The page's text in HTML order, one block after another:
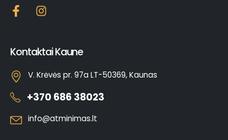
Kontaktai Kaune
V. Krėvės pr. 97a LT-50369, Kaunas
+370 686 38023
info@atminimas.lt